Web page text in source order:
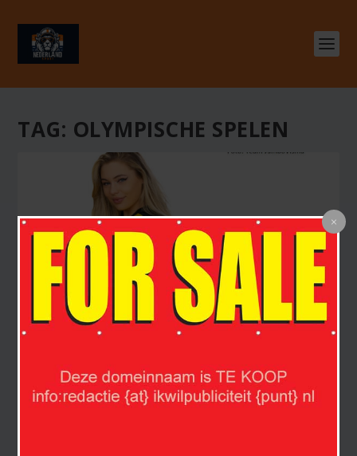
TAG: OLYMPISCHE SPELEN
JUTTA LEERDAM EN JAKE PAUL: GOUDEN
COMBINATIE
Nederland Sport |jan 30, 2024 Schaatsen/skeeleren